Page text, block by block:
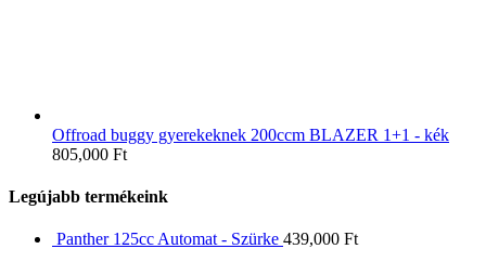
Offroad buggy gyerekeknek 200ccm BLAZER 1+1 - kék
805,000 Ft
Legújabb termékeink
Panther 125cc Automat - Szürke 439,000 Ft